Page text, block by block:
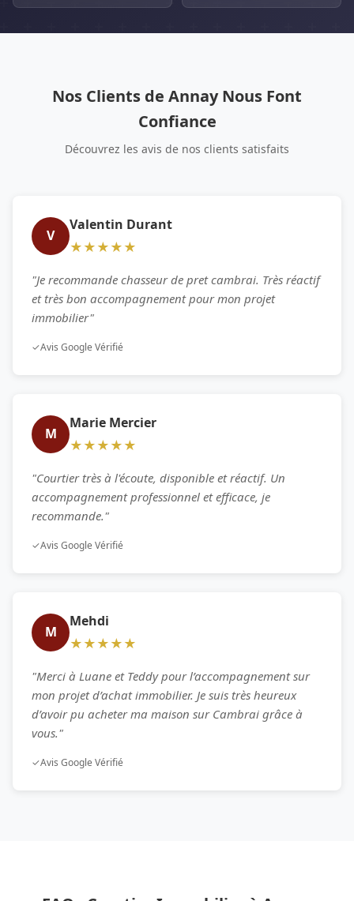
Nos Clients de Annay Nous Font
Confiance
Découvrez les avis de nos clients satisfaits
V
Valentin Durant
★★★★★
"Je recommande chasseur de pret cambrai. Très réactif
et très bon accompagnement pour mon projet
immobilier"
✓Avis Google Vérifié
M
Marie Mercier
★★★★★
"Courtier très à l'écoute, disponible et réactif. Un
accompagnement professionnel et efficace, je
recommande."
✓Avis Google Vérifié
M
Mehdi
★★★★★
"Merci à Luane et Teddy pour l’accompagnement sur
mon projet d’achat immobilier. Je suis très heureux
d’avoir pu acheter ma maison sur Cambrai grâce à
vous."
✓Avis Google Vérifié